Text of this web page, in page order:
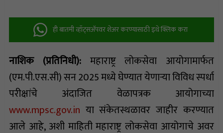
ही बातमी व्हॉट्सअ‍ॅपवर शेअर करण्यासाठी इथे क्लिक करा
नाशिक (प्रतिनिधी): महाराष्ट्र लोकसेवा आयोगामार्फत
(एम.पी.एस.सी) सन 2025 मध्ये घेण्यात येणाऱ्या विविध स्पर्धा
परीक्षांचे अंदाजित वेळापत्रक आयोगाच्या
www.mpsc.gov.in या संकेतस्थळावर जाहीर करण्यात
आले आहे, अशी माहिती महाराष्ट्र लोकसेवा आयोगाचे अवर